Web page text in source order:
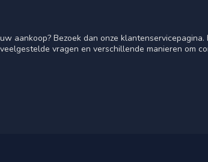
aankoop? Bezoek dan onze klantenservicepagina.
vragen en verschillende manieren om